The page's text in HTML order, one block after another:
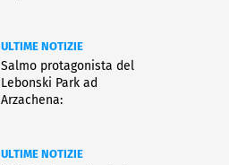
ULTIME NOTIZIE
Salmo protagonista del
Lebonski Park ad
Arzachena:
ULTIME NOTIZIE